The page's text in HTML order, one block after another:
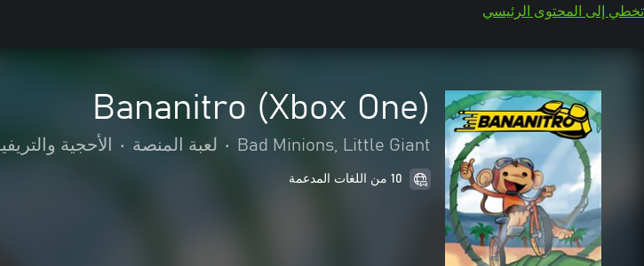
تخطي إلى المحتوى الرئيسي
Bananitro (Xbox One)
Bad Minions, Little Giant
• لعبة المنصة • الأحجية
10 من اللغات المدعمة